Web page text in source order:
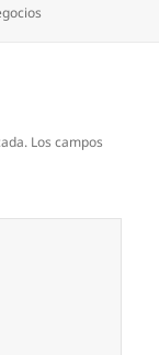
Los campos